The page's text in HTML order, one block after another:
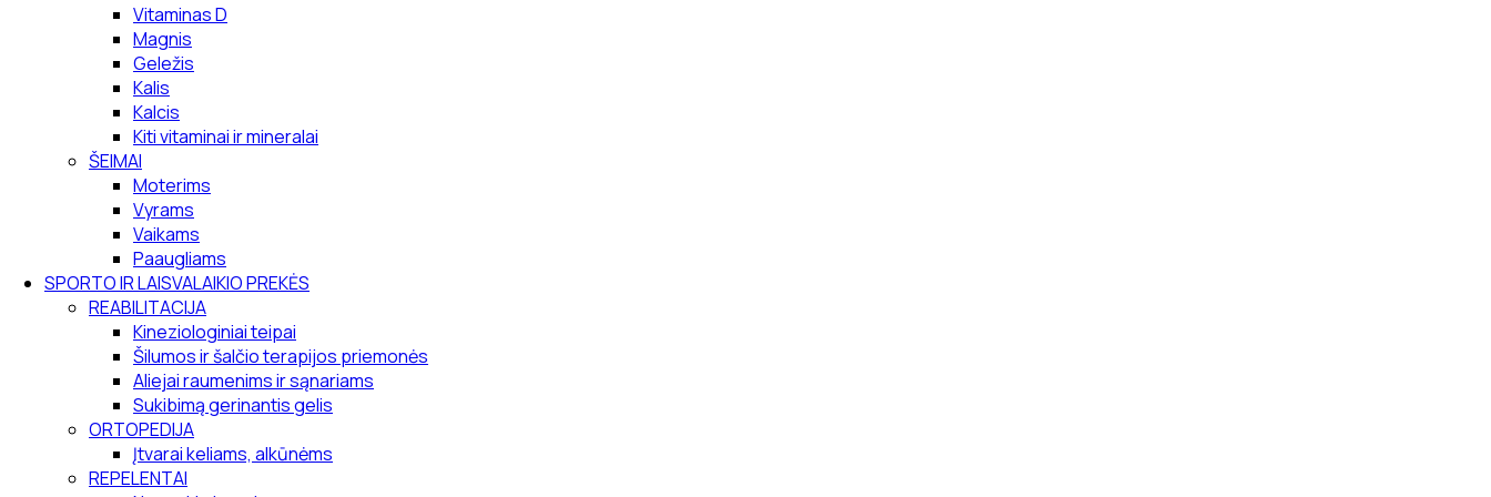
Vitaminas D
Magnis
Geležis
Kalis
Kalcis
Kiti vitaminai ir mineralai
ŠEIMAI
Moterims
Vyrams
Vaikams
Paaugliams
SPORTO IR LAISVALAIKIO PREKĖS
REABILITACIJA
Kineziologiniai teipai
Šilumos ir šalčio terapijos priemonės
Aliejai raumenims ir sąnariams
Sukibimą gerinantis gelis
ORTOPEDIJA
Įtvarai keliams, alkūnėms
REPELENTAI